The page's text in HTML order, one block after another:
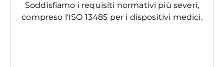
Soddisfiamo i requisiti normativi più severi,
compreso l'ISO 13485 per i dispositivi medici.